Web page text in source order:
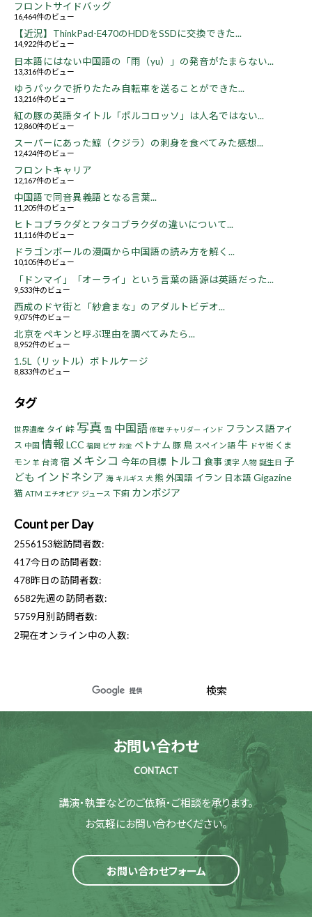
フロントサイドバッグ
16,464件のビュー
【近況】ThinkPad-E470のHDDをSSDに交換できた...
14,922件のビュー
日本語にはない中国語の「雨（yu）」の発音がたまらない...
13,316件のビュー
ゆうパックで折りたたみ自転車を送ることができた...
13,216件のビュー
紅の豚の英語タイトル「ポルコロッソ」は人名ではない...
12,860件のビュー
スーパーにあった鯨（クジラ）の刺身を食べてみた感想...
12,424件のビュー
フロントキャリア
12,167件のビュー
中国語で同音異義語となる言葉...
11,205件のビュー
ヒトコブラクダとフタコブラクダの違いについて...
11,116件のビュー
ドラゴンボールの漫画から中国語の読み方を解く...
10,105件のビュー
「ドンマイ」「オーライ」という言葉の語源は英語だった...
9,533件のビュー
西成のドヤ街と「紗倉まな」のアダルトビデオ...
9,075件のビュー
北京をペキンと呼ぶ理由を調べてみたら...
8,952件のビュー
1.5L（リットル）ボトルケージ
8,833件のビュー
タグ
世界遺産 タイ 峠 写真 雪 中国語 修理 チャリダー インド フランス語 アイ
ス 中国 情報 LCC 福岡 ビザ お金 ベトナム 豚 鳥 スペイン語 牛 ドヤ街 くま
モン 羊 台湾 宿 メキシコ 今年の目標 トルコ 食事 漢字 人物 誕生日 子
ども インドネシア 海 キルギス 犬 熊 外国語 イラン 日本語 Gigazine
猫 ATM エチオピア ジュース 下痢 カンボジア
Count per Day
2556153総訪問者数:
417今日の訪問者数:
478昨日の訪問者数:
6582先週の訪問者数:
5759月別訪問者数:
2現在オンライン中の人数:
お問い合わせ
CONTACT
講演・執筆などのご依頼・ご相談を承ります。
お気軽にお問い合わせください。
お問い合わせフォーム